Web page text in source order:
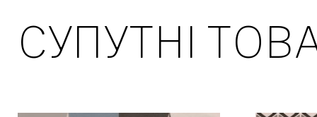
СУПУТНІ